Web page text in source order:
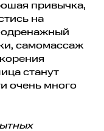
привычка,
на
самомассаж
станут
очень много